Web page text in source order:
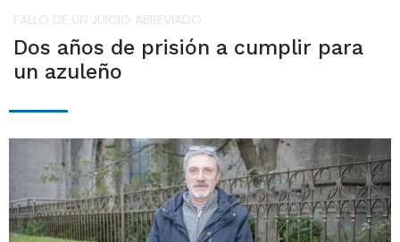
FALLO DE UN JUICIO ABREVIADO
Dos años de prisión a cumplir para
un azuleño